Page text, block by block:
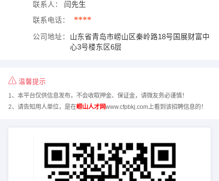
联系人： 闫先生
联系电话： ****
公司地址：
山东省青岛市崂山区秦岭路18号国展财富中
心3号楼东区6层
温馨提示
1、本平台仅供信息发布，不会收取押金、保证金，请微友务必谨慎！
2、请告知用人单位，是在崂山人才网www.cfpbkj.com上看到该招聘信息的！